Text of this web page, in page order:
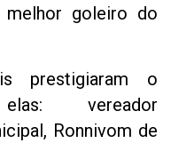
goleiro do
prestigiaram o
elas: vereador
Ronnivom de